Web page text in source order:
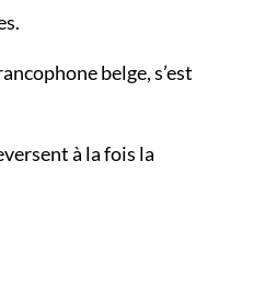
belge, s’est
à la fois la